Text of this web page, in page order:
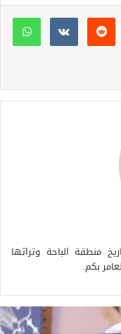
‏Reddit
‏VKontakte
منطقة الباحة وتراثها
بكم.